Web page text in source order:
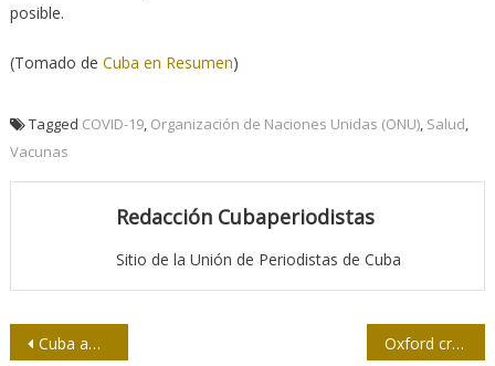
posible.
(Tomado de Cuba en Resumen)
Tagged COVID-19, Organización de Naciones Unidas (ONU), Salud
Vacunas
Redacción Cubaperiodistas
Sitio de la Unión de Periodistas de Cuba
Navegación
Cuba ampliará cobertura de internet y servicios en red para 2021 Oxford cree que es posible responder ante eventual mutación del virus